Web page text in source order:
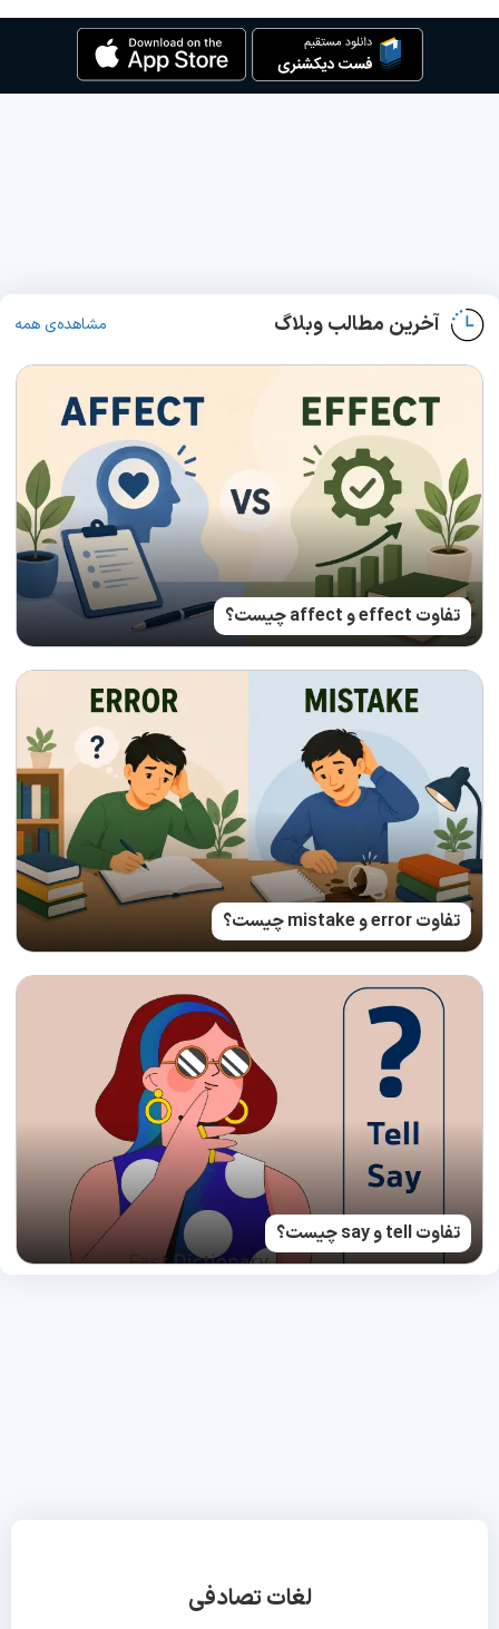
آخرین مطالب وبلاگ مشاهده‌ی همه
تفاوت effect و affect چیست؟
تفاوت error و mistake چیست؟
تفاوت tell و say چیست؟
لغات تصادفی